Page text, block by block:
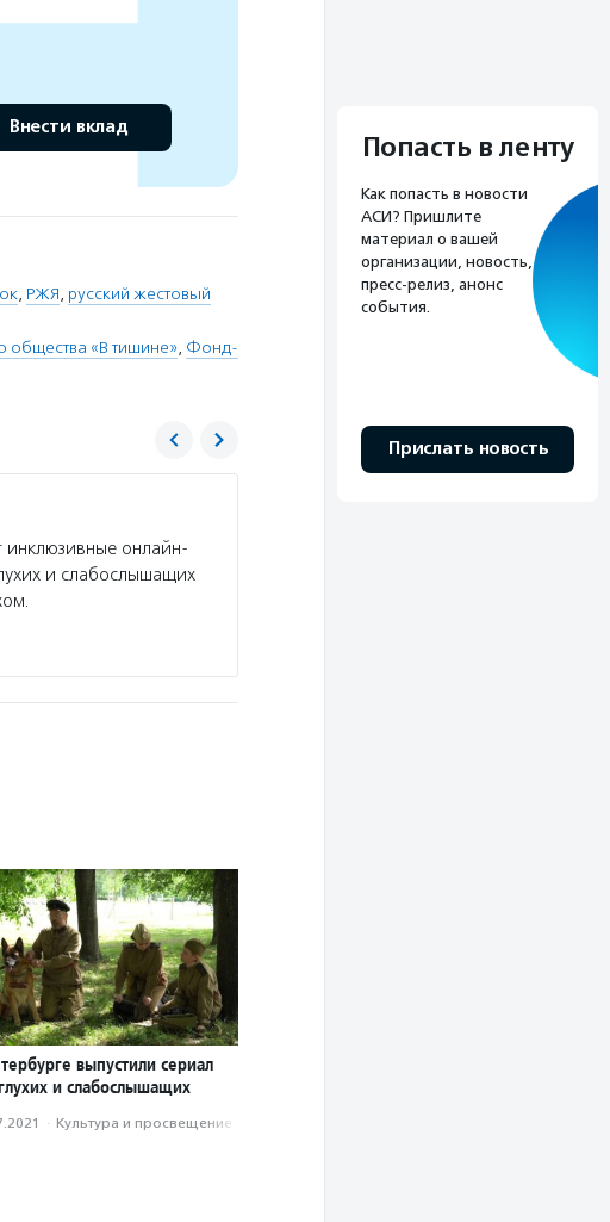
Внести вклад
, РЖЯ, русский жестовый
общества «В тишине», Фонд-
инклюзивные онлайн-
и слабослышащих
выпустили сериал
и слабослышащих
· Культура и просвещение
Попасть в ленту
Как попасть в новости
АСИ? Пришлите
материал о вашей
организации, новость,
пресс-релиз, анонс
события.
Прислать новость